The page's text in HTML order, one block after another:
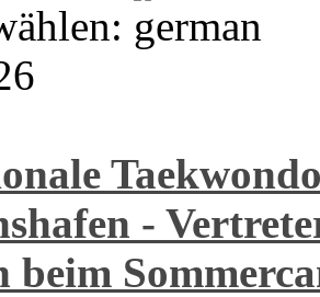
-
beim